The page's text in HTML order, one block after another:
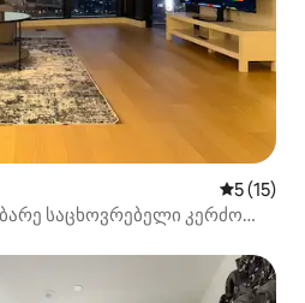
საშუალო
5 (15)
საცხოვრებელი კერძო